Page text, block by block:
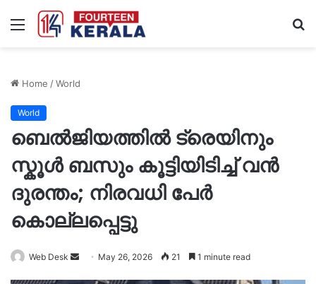
Menu
Home /World
World
ബെൽജിയത്തിൽ ട്രെയിനും
സ്കൂൾ ബസും കൂട്ടിയിടിച്ച് വൻ
ദുരന്തം; നിരവധി പേർ
കൊല്ലപ്പെട്ടു
Web Desk
Send May 26, 2026 21 1 minute read